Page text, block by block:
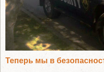
Теперь мы в